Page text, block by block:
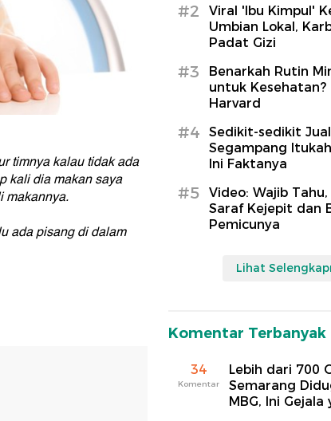
timnya kalau tidak ada
kali dia makan saya
makannya.
ada pisang di dalam
#2
Viral 'Ibu Kimpul'
Umbian Lokal,
Padat Gizi
#3
Benarkah Rutin
untuk Kesehatan?
Harvard
#4
Sedikit-sedikit
Segampang
Ini Faktanya
#5
Video: Wajib
Saraf Kejepit dan
Pemicunya
Lihat
Komentar Terbanyak
34
Komentar
Lebih dari 700
Semarang
MBG, Ini